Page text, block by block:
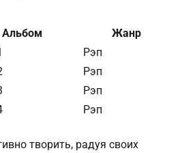
Альбом
Жанр
Рэп
Рэп
Рэп
Рэп
творить, радуя своих